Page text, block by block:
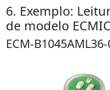
6. Exemplo:
de modelo ECMIC
ECM-B1045AML36-